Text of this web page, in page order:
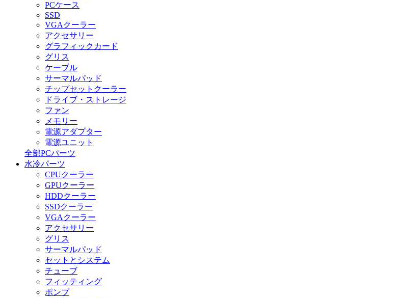
PCケース
SSD
VGAクーラー
アクセサリー
グラフィックカード
グリス
ケーブル
サーマルパッド
チップセットクーラー
ドライブ・ストレージ
ファン
メモリー
電源アダプター
電源ユニット
全部PCパーツ
水冷パーツ
CPUクーラー
GPUクーラー
HDDクーラー
SSDクーラー
VGAクーラー
アクセサリー
グリス
サーマルパッド
セットとシステム
チューブ
フィッティング
ポンプ